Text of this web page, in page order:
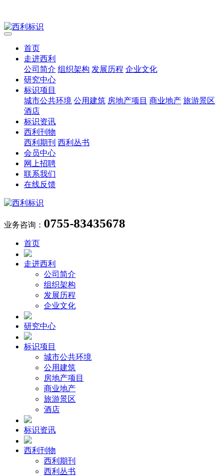
首页
走进西利
公司简介 组织架构 发展历程 企业文化
研究中心
标识项目
城市公共环境 公用建筑 房地产项目 商业地产 旅游景区
酒店
标识资讯
西利刊物
西利期刊 西利丛书
会员中心
网上招聘
联系我们
在线反馈
业务咨询： 0755-83435678
首页
走进西利
公司简介
组织架构
发展历程
企业文化
研究中心
标识项目
城市公共环境
公用建筑
房地产项目
商业地产
旅游景区
酒店
标识资讯
西利刊物
西利期刊
西利丛书